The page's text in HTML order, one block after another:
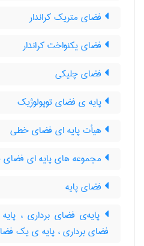
فضای متریک کراندار
فضای یکنواخت کراندار
فضای چلیکی
پایه ی فضای توپولوژیک
هیأت پایه ای فضای خطی
مجموعه های پایه ای
فضای پایه
پایه‌ی فضای برداری ،
فضای برداری ، پایه ی یک